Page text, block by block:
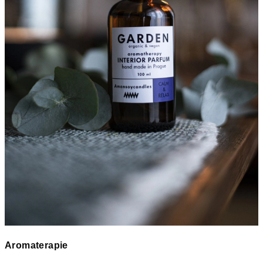
Aromaterapie